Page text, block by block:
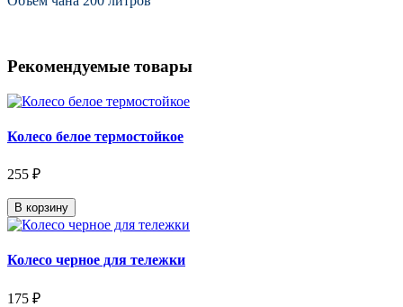
Рекомендуемые товары
Колесо белое термостойкое
255 ₽
В корзину
Колесо черное для тележки
175 ₽